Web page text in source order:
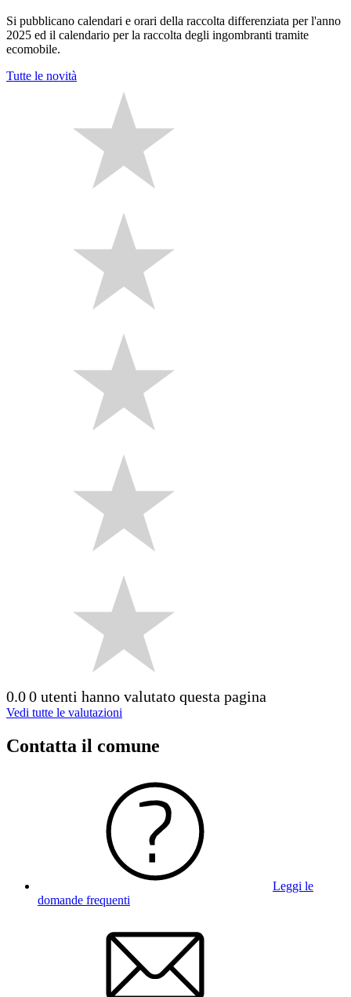
Si pubblicano calendari e orari della raccolta differenziata per l'anno
2025 ed il calendario per la raccolta degli ingombranti tramite
ecomobile.
Tutte le novità
0.00 utenti hanno valutato questa pagina
Vedi tutte le valutazioni
Contatta il comune
Leggi le
domande frequenti